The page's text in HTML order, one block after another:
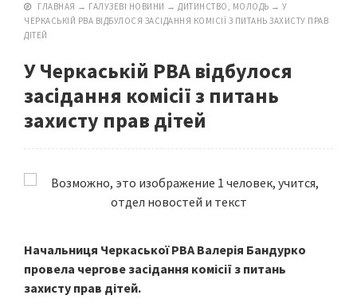
ГЛАВНАЯ → ГАЛУЗЕВІ НОВИНИ → ДИТИНСТВО, МОЛОДЬ → У
ЧЕРКАСЬКІЙ РВА ВІДБУЛОСЯ ЗАСІДАННЯ КОМІСІЇ З ПИТАНЬ ЗАХИСТУ ПРАВ
ДІТЕЙ
У Черкаській РВА відбулося
засідання комісії з питань
захисту прав дітей
Начальниця Черкаської РВА Валерія Бандурко
провела чергове засідання комісії з питань
захисту прав дітей.